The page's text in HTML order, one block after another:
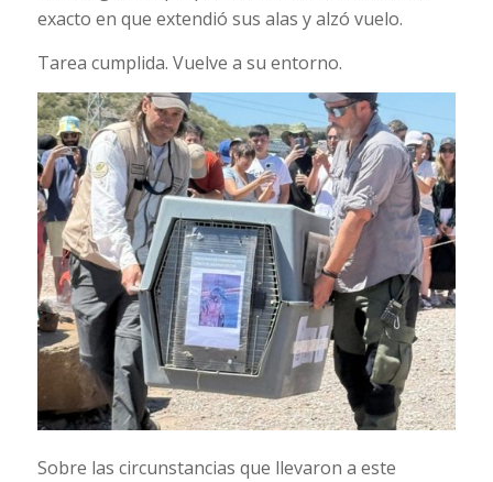
exacto en que extendió sus alas y alzó vuelo.
Tarea cumplida. Vuelve a su entorno.
Sobre las circunstancias que llevaron a este